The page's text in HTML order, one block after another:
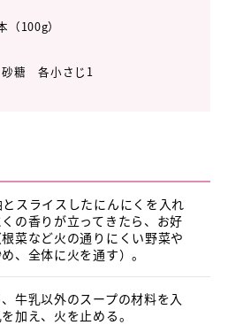
100g）
砂糖 各小さじ1
スライスしたにんにくを入れ
の香りが立ってきたら、お好
菜など火の通りにくい野菜や
、全体に火を通す）。
牛乳以外のスープの材料を入
加え、火を止める。